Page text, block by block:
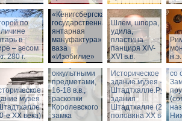
по
в
– весом
280 г.
«Кёнигсбергская
государственная
янтарная
мануфактура» -
ваза
«Изобилие»
Шлем, шпора,
удила,
пластина
панциря XIV-
XVI в.в.
музея
е XX века)
Шкатулка с
оккультными
предметами,
16-18 в.в.,
раскопки
Королевского
замка
Историческое
здание музея -
Штадтхалле.Руины
здания
Штадтхалле (2-я
половина ХХ века)
-
со